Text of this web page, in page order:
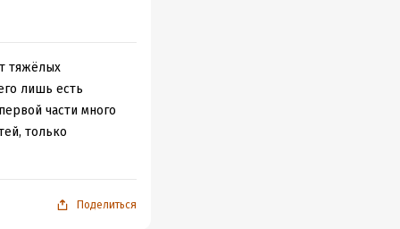
тяжёлых
лишь есть
части много
только
Поделиться